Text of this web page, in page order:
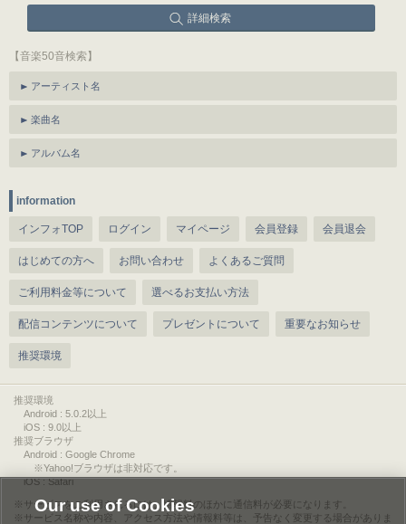
詳細検索
【音楽50音検索】
アーティスト名
楽曲名
アルバム名
information
インフォTOP ログイン マイページ 会員登録 会員退会
はじめての方へ お問い合わせ よくあるご質問
ご利用料金等について 選べるお支払い方法
配信コンテンツについて プレゼントについて 重要なお知らせ
推奨環境
推奨環境
Android : 5.0.2以上
iOS : 9.0以上
推奨ブラウザ
Android : Google Chrome
※Yahoo!ブラウザは非対応です。
iOS : Safari
サービスをご利用されるには、情報料のほかに通信料が必要になります。
サービス名称や内容、アクセス方法や情報料等は、予告なく変更する場合がありま
Our use of Cookies